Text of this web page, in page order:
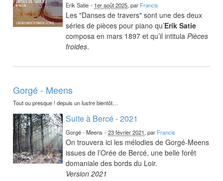
Erik Satie - 1er août 2025, par Francis
Les "Danses de travers" sont une des deux
séries de pièces pour piano qu’Erik Satie
composa en mars 1897 et qu’il intitulaPièces
froides.
Gorgé - Meens
Tout ou presque ! depuis un lustre bientôt…
Suite à Bercé - 2021
Gorgé - Meens -23 février 2021, par Francis
On trouvera ici les mélodies de Gorgé-Meens
issues de l’Orée de Bercé, une belle forêt
domaniale des bords du Loir.
Version 2021